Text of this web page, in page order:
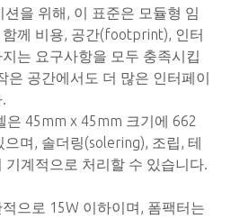
을 위해, 이 표준은 모듈형 임
께 비용, 공간(footprint), 인터
는 요구사항을 모두 충족시킵
은 공간에서도 더 많은 인터페이
은 45mm x 45mm 크기에 662
으며, 솔더링(solering), 조립, 테
계적으로 처리할 수 있습니다.
으로 15W 이하이며, 폼팩터는